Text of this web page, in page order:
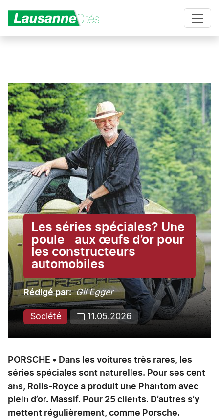
Les séries spéciales? Une
poule aux œufs d’or pour
les constructeurs
automobiles
Rédigé par Gil Egger
Société 11.05.2026
PORSCHE • Dans les voitures très rares, les
séries spéciales sont naturelles. Pour ses cent
ans, Rolls-Royce a produit une Phantom avec
plein d’or. Massif. Pour 25 clients. D’autres s’y
mettent régulièrement, comme Porsche.